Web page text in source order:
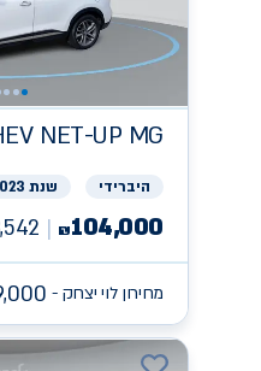
MG
NET-UP
היברידי שנת 2023
₪104,000
מחירון לוי יצחק -